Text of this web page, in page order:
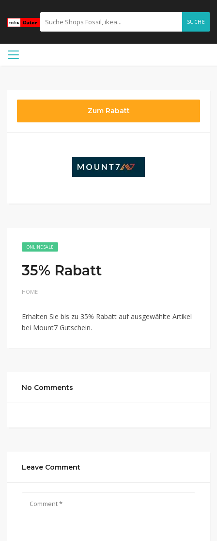
SUCHE
Zum Rabatt
ONLINE SALE
35% Rabatt
HOME
Erhalten Sie bis zu 35% Rabatt auf ausgewählte Artikel
bei Mount7 Gutschein.
No Comments
Leave Comment